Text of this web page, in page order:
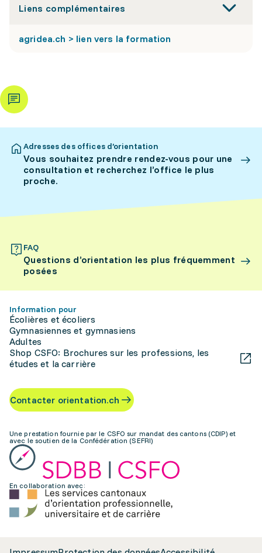
Liens complémentaires
agridea.ch > lien vers la formation
Adresses des offices d’orientation
Vous souhaitez prendre rendez-vous pour une
consultation et recherchez l’office le plus
proche.
FAQ
Questions d’orientation les plus fréquemment
posées
Information pour
Écolières et écoliers
Gymnasiennes et gymnasiens
Adultes
Shop CSFO: Brochures sur les professions, les
études et la carrière
Contacter orientation.ch
Une prestation fournie par le CSFO sur mandat des cantons (CDIP) et
avec le soutien de la Confédération (SEFRI)
En collaboration avec: